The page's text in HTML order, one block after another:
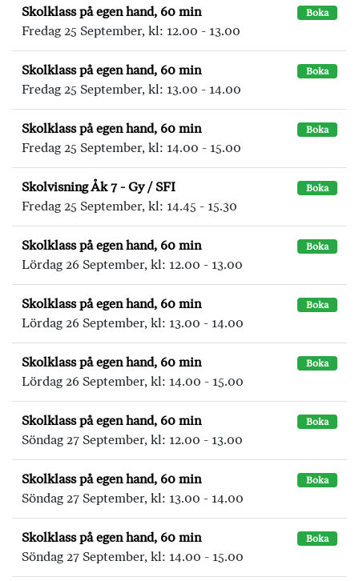
Skolklass på egen hand, 60 min Boka
Fredag 25 September, kl: 12.00 - 13.00
Skolklass på egen hand, 60 min Boka
Fredag 25 September, kl: 13.00 - 14.00
Skolklass på egen hand, 60 min Boka
Fredag 25 September, kl: 14.00 - 15.00
Skolvisning Åk 7 - Gy / SFI Boka
Fredag 25 September, kl: 14.45 - 15.30
Skolklass på egen hand, 60 min Boka
Lördag 26 September, kl: 12.00 - 13.00
Skolklass på egen hand, 60 min Boka
Lördag 26 September, kl: 13.00 - 14.00
Skolklass på egen hand, 60 min Boka
Lördag 26 September, kl: 14.00 - 15.00
Skolklass på egen hand, 60 min Boka
Söndag 27 September, kl: 12.00 - 13.00
Skolklass på egen hand, 60 min Boka
Söndag 27 September, kl: 13.00 - 14.00
Skolklass på egen hand, 60 min Boka
Söndag 27 September, kl: 14.00 - 15.00